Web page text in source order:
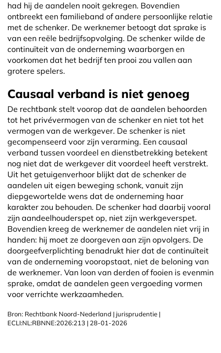
had hij de aandelen nooit gekregen. Bovendien
ontbreekt een familieband of andere persoonlijke relatie
met de schenker. De werknemer betoogt dat sprake is
van een reële bedrijfsopvolging. De schenker wilde de
continuïteit van de onderneming waarborgen en
voorkomen dat het bedrijf ten prooi zou vallen aan
grotere spelers.
Causaal verband is niet genoeg
De rechtbank stelt voorop dat de aandelen behoorden
tot het privévermogen van de schenker en niet tot het
vermogen van de werkgever. De schenker is niet
gecompenseerd voor zijn verarming. Een causaal
verband tussen voordeel en dienstbetrekking betekent
nog niet dat de werkgever dit voordeel heeft verstrekt.
Uit het getuigenverhoor blijkt dat de schenker de
aandelen uit eigen beweging schonk, vanuit zijn
diepgewortelde wens dat de onderneming haar
karakter zou behouden. De schenker had daarbij vooral
zijn aandeelhouderspet op, niet zijn werkgeverspet.
Bovendien kreeg de werknemer de aandelen niet vrij in
handen: hij moet ze doorgeven aan zijn opvolgers. De
doorgeefverplichting benadrukt hier dat de continuïteit
van de onderneming vooropstaat, niet de beloning van
de werknemer. Van loon van derden of fooien is evenmin
sprake, omdat de aandelen geen vergoeding vormen
voor verrichte werkzaamheden.
Bron: Rechtbank Noord-Nederland | jurisprudentie |
ECLI:NL:RBNNE:2026:213 | 28-01-2026